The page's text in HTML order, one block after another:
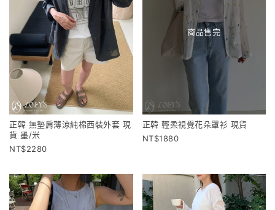
正韓 無墊肩薄涼純棉西裝外套 現
貨 墨/米
2280
商品售完
正韓 輕柔視覺花朵罩衫 現貨
1880